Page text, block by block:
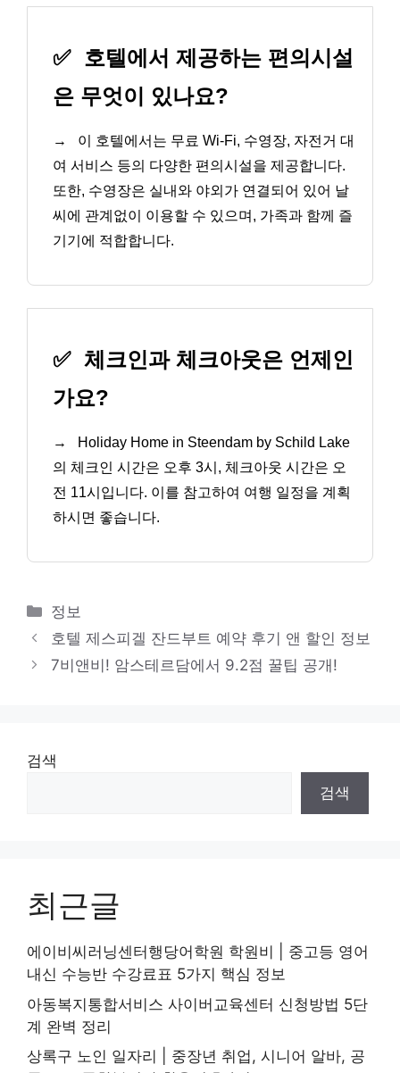
✅ 호텔에서 제공하는 편의시설
은 무엇이 있나요?
→
이 호텔에서는 무료 Wi-Fi, 수영장, 자전거 대
여 서비스 등의 다양한 편의시설을 제공합니다.
또한, 수영장은 실내와 야외가 연결되어 있어 날
씨에 관계없이 이용할 수 있으며, 가족과 함께 즐
기기에 적합합니다.
✅ 체크인과 체크아웃은 언제인
가요?
→
Holiday Home in Steendam by Schild Lake
의 체크인 시간은 오후 3시, 체크아웃 시간은 오
전 11시입니다. 이를 참고하여 여행 일정을 계획
하시면 좋습니다.
카
테
리
정보
호텔 제스피겔 잔드부트 예약 후기 앤 할인 정보
7비앤비! 암스테르담에서 9.2점 꿀팁 공개!
검색
검색
최근글
에이비씨러닝센터행당어학원 학원비 | 중고등 영어
내신 수능반 수강료표 5가지 핵심 정보
아동복지통합서비스 사이버교육센터 신청방법 5단
계 완벽 정리
상록구 노인 일자리 | 중장년 취업, 시니어 알바, 공